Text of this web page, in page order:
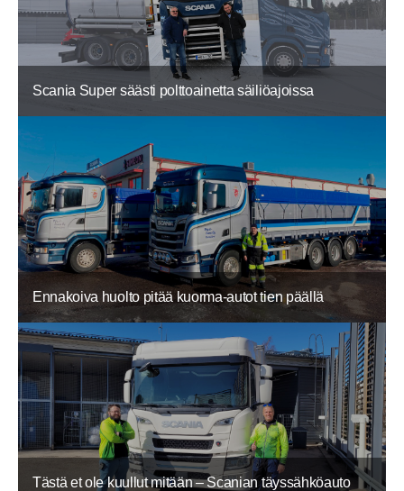
Scania Super säästi polttoainetta säiliöajoissa
Ennakoiva huolto pitää kuorma-autot tien päällä
Tästä et ole kuullut mitään – Scanian täyssähköauto